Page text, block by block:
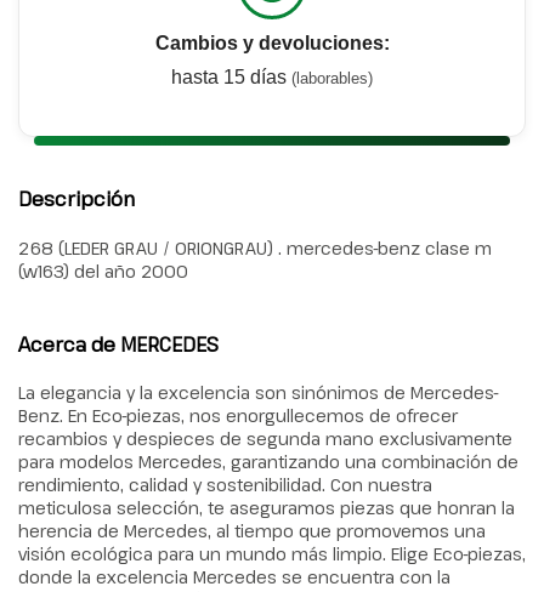
Cambios y devoluciones:
hasta 15 días (laborables)
Descripción
268 (LEDER GRAU / ORIONGRAU) . mercedes-benz clase m
(w163) del año 2000
Acerca de MERCEDES
La elegancia y la excelencia son sinónimos de Mercedes-
Benz. En Eco-piezas, nos enorgullecemos de ofrecer
recambios y despieces de segunda mano exclusivamente
para modelos Mercedes, garantizando una combinación de
rendimiento, calidad y sostenibilidad. Con nuestra
meticulosa selección, te aseguramos piezas que honran la
herencia de Mercedes, al tiempo que promovemos una
visión ecológica para un mundo más limpio. Elige Eco-piezas,
donde la excelencia Mercedes se encuentra con la